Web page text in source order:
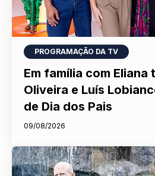
PROGRAMAÇÃO DA TV
Em família com Eliana
Oliveira e Luís
de Dia dos Pais
09/08/2026